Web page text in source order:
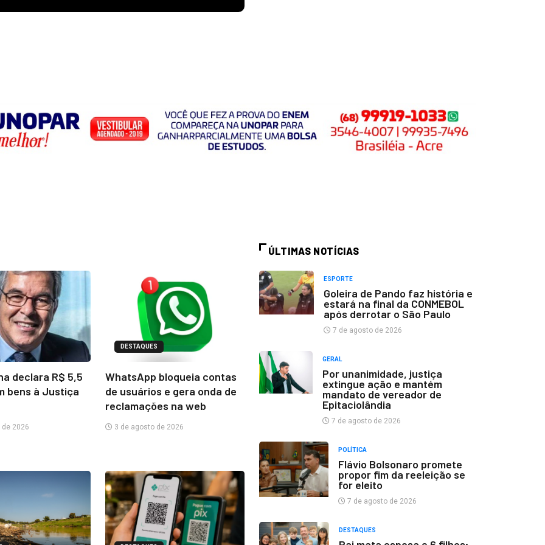
declara R$ 5,5
bens à Justiça
2026
DESTAQUES
WhatsApp bloqueia contas
de usuários e gera onda de
reclamações na web
3 de agosto de 2026
ÚLTIMAS NOTÍCIAS
ESPORTE
Goleira de Pando faz história e
estará na final da CONMEBOL
após derrotar o São Paulo
7 de agosto de 2026
GERAL
Por unanimidade, justiça
extingue ação e mantém
mandato de vereador de
Epitaciolândia
7 de agosto de 2026
POLÍTICA
Flávio Bolsonaro promete
propor fim da reeleição se
for eleito
7 de agosto de 2026
DESTAQUES